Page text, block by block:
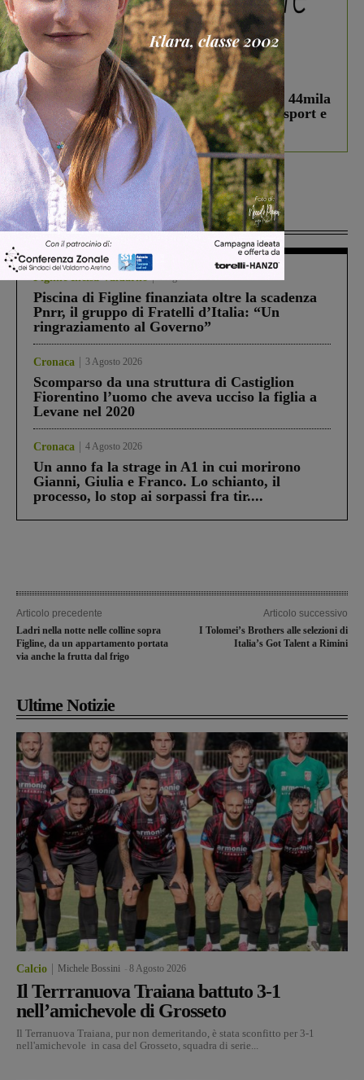
In vetrina 3 Agosto 2026
Estra Notizie agosto: Smart Cities, oltre 44mila
studenti coinvolti, torna il bando per lo sport e
debutta il podcast Estrair
Più lette
Piscina di Figline finanziata oltre la scadenza
Pnrr, il gruppo di Fratelli d’Italia: “Un
ringraziamento al Governo”
Cronaca 3 Agosto 2026
Scomparso da una struttura di Castiglion
Fiorentino l’uomo che aveva ucciso la figlia a
Levane nel 2020
Cronaca 4 Agosto 2026
Un anno fa la strage in A1 in cui morirono
Gianni, Giulia e Franco. Lo schianto, il
processo, lo stop ai sorpassi fra tir....
Articolo precedente
Ladri nella notte nelle colline sopra
Figline, da un appartamento portata
via anche la frutta dal frigo
Articolo successivo
I Tolomei’s Brothers alle selezioni di
Italia’s Got Talent a Rimini
Ultime Notizie
Calcio Michele Bossini 8 Agosto 2026
Il Terrranuova Traiana battuto 3-1
nell’amichevole di Grosseto
Il Terranuova Traiana, pur non demeritando, è stata sconfitto per 3-1
nell'amichevole in casa del Grosseto, squadra di serie...